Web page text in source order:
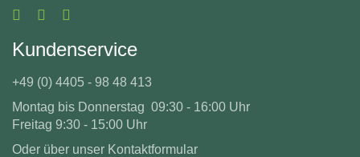
Kundenservice
+49 (0) 4405 - 98 48 413
Montag bis Donnerstag 09:30 - 16:00 Uhr
Freitag 9:30 - 15:00 Uhr
Oder über unser Kontaktformular